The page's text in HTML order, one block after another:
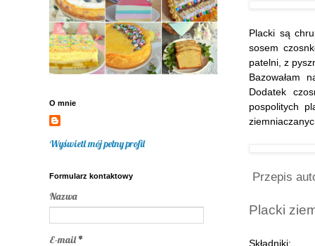
Placki są
sosem
patelni, z
Bazowałam
Dodatek
pospolitych
Przepis
Placki
Składniki:
O mnie
Wyświetl mój pełny profil
Formularz kontaktowy
Nazwa
E-mail*